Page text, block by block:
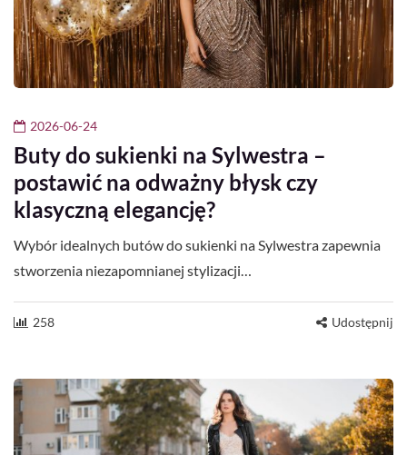
2026-06-24
Buty do sukienki na Sylwestra –
postawić na odważny błysk czy
klasyczną elegancję?
Wybór idealnych butów do sukienki na Sylwestra zapewnia
stworzenia niezapomnianej stylizacji…
258 Udostępnij